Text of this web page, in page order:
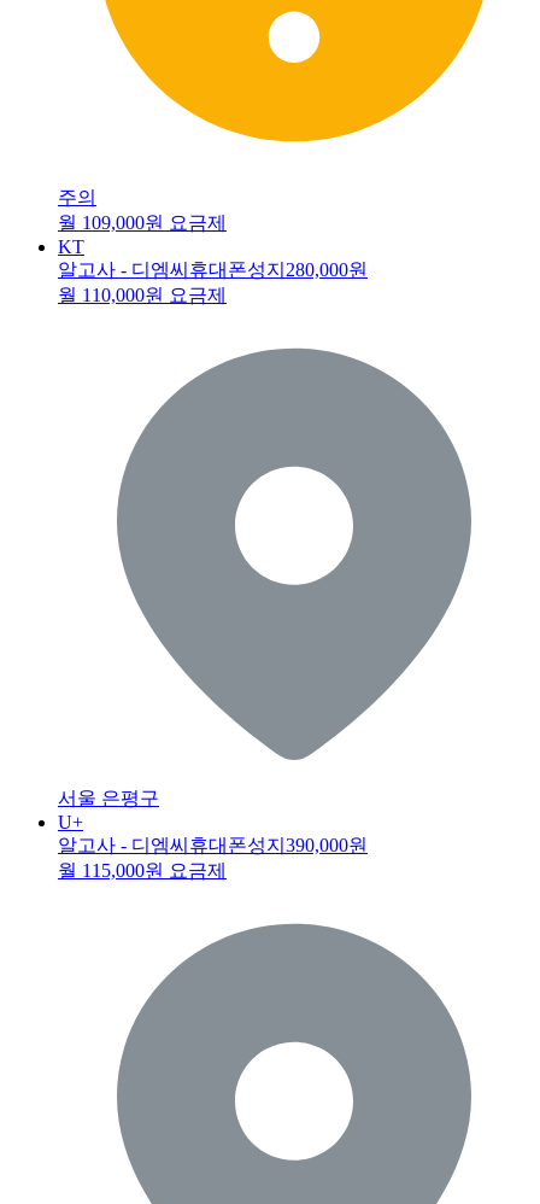
주의
월 109,000원 요금제
KT
알고사 - 디엠씨휴대폰성지 280,000원
월 110,000원 요금제
서울 은평구
U+
알고사 - 디엠씨휴대폰성지 390,000원
월 115,000원 요금제